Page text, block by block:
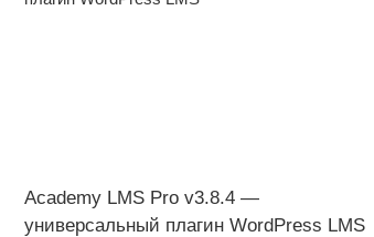
Academy LMS Pro v3.8.4 —
универсальный плагин WordPress LMS